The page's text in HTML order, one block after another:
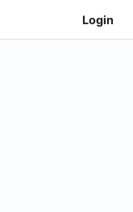
Login